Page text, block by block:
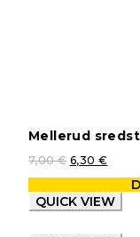
Mellerud
7,00€ 6,30 €
QUICK VIEW